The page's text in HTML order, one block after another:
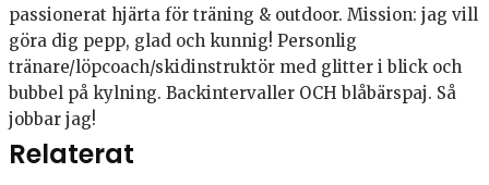
passionerat hjärta för träning & outdoor. Mission: jag vill
göra dig pepp, glad och kunnig! Personlig
tränare/löpcoach/skidinstruktör med glitter i blick och
bubbel på kylning. Backintervaller OCH blåbärspaj. Så
jobbar jag!
Relaterat